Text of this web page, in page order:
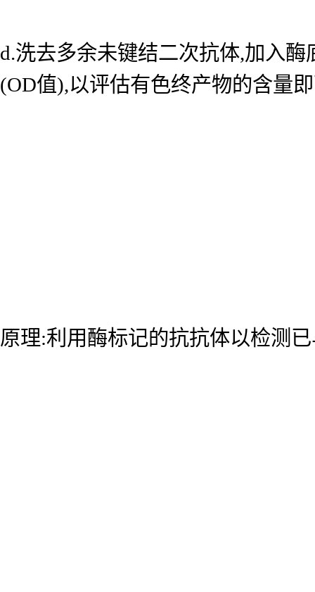
d.洗去多余未键结二次抗体,加入
(OD值),以评估有色终产物的含量
原理:利用酶标记的抗抗体以检测